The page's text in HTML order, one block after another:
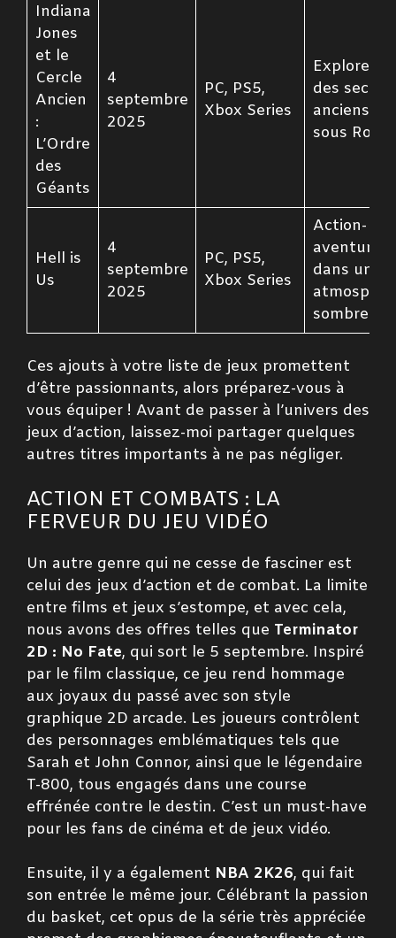
Indiana
Jones
et le
Cercle
Ancien
:
L’Ordre
des
Géants
4
septembre
2025
PC, PS5,
Xbox Series
Explorez
des
anciens
sous
Hell is
Us
4
septembre
2025
PC, PS5,
Xbox Series
Action-
aventure
dans une
sombre.
Ces ajouts à votre liste de jeux promettent
d’être passionnants, alors préparez-vous à
vous équiper ! Avant de passer à l’univers des
jeux d’action, laissez-moi partager quelques
autres titres importants à ne pas négliger.
ACTION ET COMBATS : LA
FERVEUR DU JEU VIDÉO
Un autre genre qui ne cesse de fasciner est
celui des jeux d’action et de combat. La limite
entre films et jeux s’estompe, et avec cela,
nous avons des offres telles que Terminator
2D : No Fate, qui sort le 5 septembre. Inspiré
par le film classique, ce jeu rend hommage
aux joyaux du passé avec son style
graphique 2D arcade. Les joueurs contrôlent
des personnages emblématiques tels que
Sarah et John Connor, ainsi que le légendaire
T-800, tous engagés dans une course
effrénée contre le destin. C’est un must-have
pour les fans de cinéma et de jeux vidéo.
Ensuite, il y a également NBA 2K26, qui fait
son entrée le même jour. Célébrant la passion
du basket, cet opus de la série très appréciée